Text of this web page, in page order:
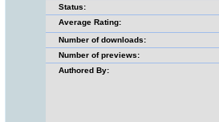
Status:
Average Rating:
Number of downloads:
Number of previews:
Authored By: